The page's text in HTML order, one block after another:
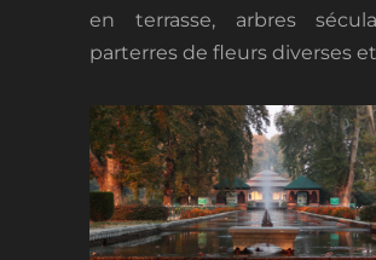
en terrasse, arbres
parterres de fleurs diverses